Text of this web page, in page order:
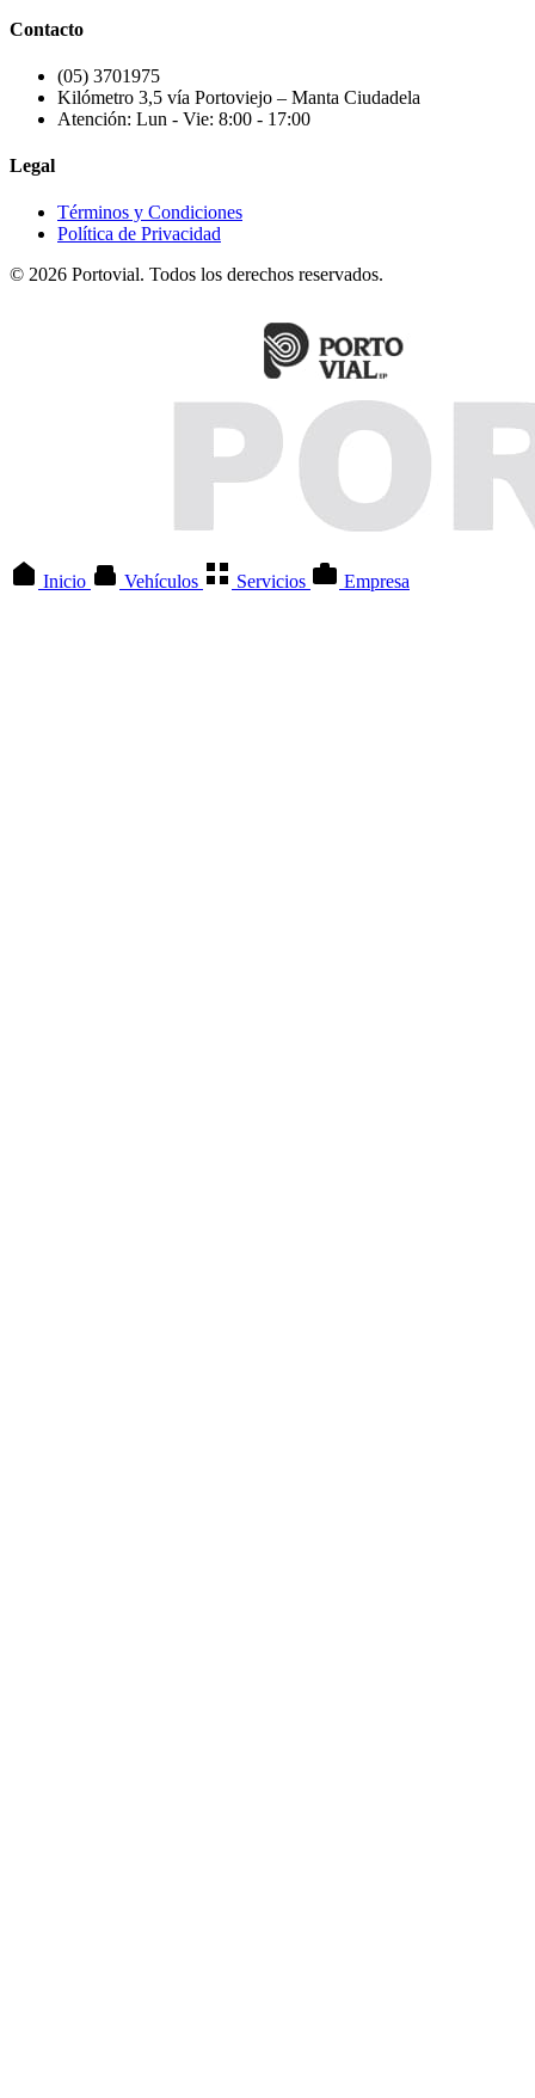
Contacto
(05) 3701975
Kilómetro 3,5 vía Portoviejo – Manta Ciudadela
Atención: Lun - Vie: 8:00 - 17:00
Legal
Términos y Condiciones
Política de Privacidad
© 2026 Portovial. Todos los derechos reservados.
Inicio Vehículos Servicios Empresa